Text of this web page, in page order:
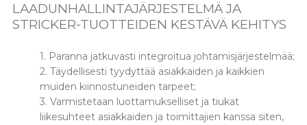
LAADUNHALLINTAJÄRJESTELMÄ JA
STRICKER-TUOTTEIDEN KESTÄVÄ KEHITYS
1. Paranna jatkuvasti integroitua johtamisjärjestelmää;
2. Täydellisesti tyydyttää asiakkaiden ja kaikkien
muiden kiinnostuneiden tarpeet;
3. Varmistetaan luottamukselliset ja tiukat
liikesuhteet asiakkaiden ja toimittajien kanssa siten,